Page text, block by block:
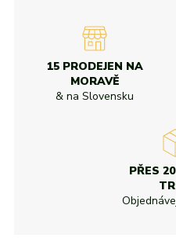
15 PRODEJEN NA
MORAVĚ
& na Slovensku
PŘES